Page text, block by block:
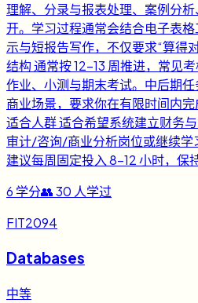
理解、分录与报表处理、案例分
开。学习过程通常会结合电子表
示与短报告写作，不仅要求“算得
结构 通常按 12-13 周推进，常见
作业、小测与期末考试。中后期
商业场景，要求你在有限时间内完
适合人群 适合希望系统建立财务
审计/咨询/商业分析岗位或继续学
建议每周固定投入 8-12 小时，保
6 学分👥30 人学过
FIT2094
Databases
中等